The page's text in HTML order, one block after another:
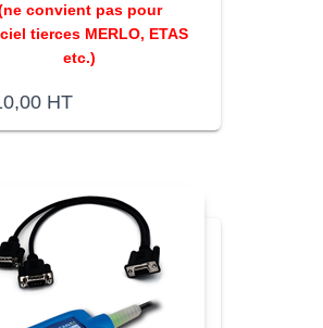
convient pas pour
tierces MERLO, ETAS
etc.)
HT